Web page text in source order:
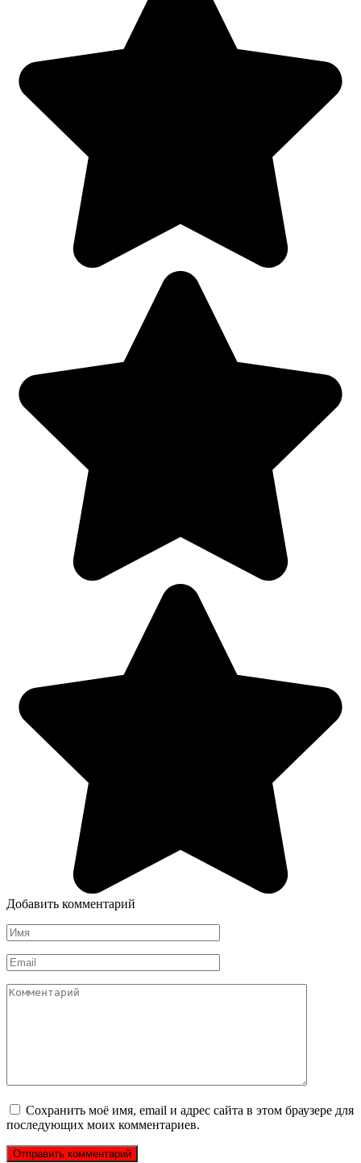
Добавить комментарий
Имя
*
Email
*
Комментарий
Сохранить моё имя, email и адрес сайта в этом браузере для
последующих моих комментариев.